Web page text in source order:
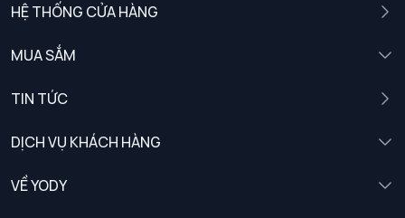
HỆ THỐNG CỬA HÀNG
MUA SẮM
TIN TỨC
DỊCH VỤ KHÁCH HÀNG
Chính sách khách hàng thân thiết
VỀ YODY